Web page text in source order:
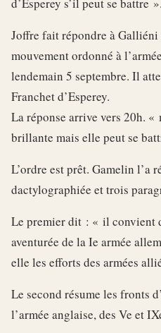
Joffre fait répondre à Galliéni
mouvement ordonné à
lendemain 5 septembre. Il
Franchet d’Esperey.
La réponse arrive vers 20h. «
brillante mais elle peut se
L’ordre est prêt. Gamelin l’a
dactylographiée et trois
Le premier dit : « il convient
aventurée de la Ie armée
elle les efforts des armées
Le second résume les fronts
l’armée anglaise, des Ve et